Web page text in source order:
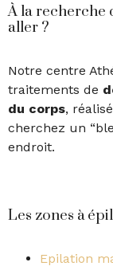
À la recherche
aller ?
Notre centre
traitements de
du corps,
cherchez un
endroit.
Les zones à
Epilation